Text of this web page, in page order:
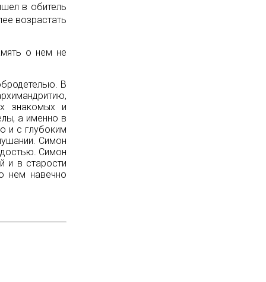
в обитель
возрастать
о нем не
В
знакомых и
а именно в
и с глубоким
Симон
Симон
и в старости
нем навечно